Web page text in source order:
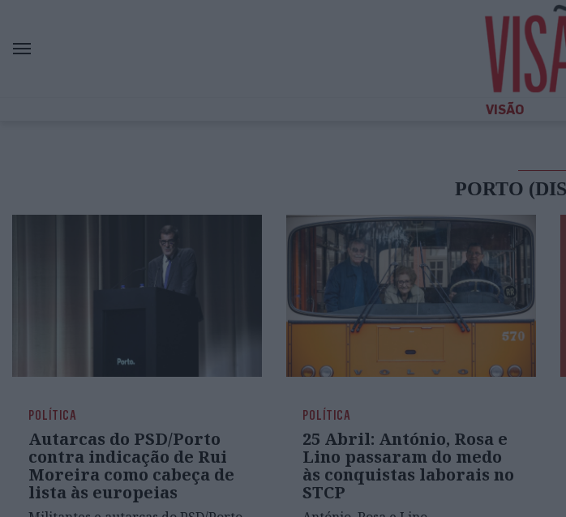
VISÃO
PORTO
POLÍTICA
Autarcas do PSD/Porto
contra indicação de Rui
Moreira como cabeça de
lista às europeias
POLÍTICA
25 Abril: António, Rosa e
Lino passaram do medo
às conquistas laborais no
STCP